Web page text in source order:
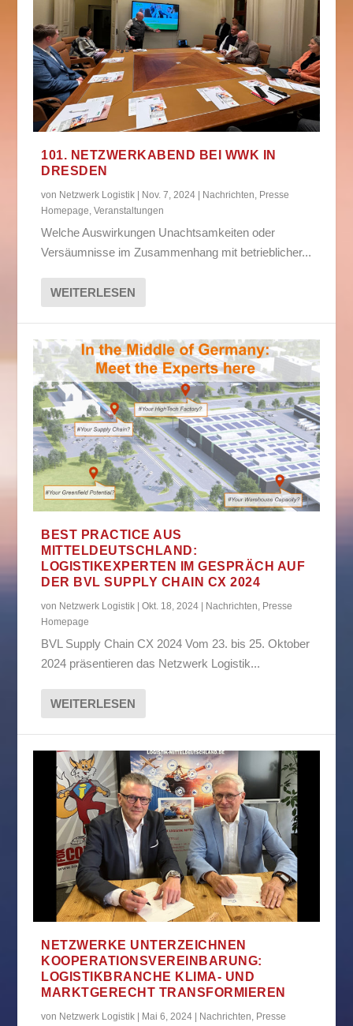
101. NETZWERKABEND BEI WWK IN
DRESDEN
von Netzwerk Logistik | Nov. 7, 2024 | Nachrichten Presse
Homepage ,Veranstaltungen
Welche Auswirkungen Unachtsamkeiten oder
Versäumnisse im Zusammenhang mit betrieblicher...
WEITERLESEN
BEST PRACTICE AUS
MITTELDEUTSCHLAND:
LOGISTIKEXPERTEN IM GESPRÄCH AUF
DER BVL SUPPLY CHAIN CX 2024
von Netzwerk Logistik |Okt. 18, 2024 | Nachrichten Presse
Homepage
BVL Supply Chain CX 2024 Vom 23. bis 25. Oktober
2024 präsentieren das Netzwerk Logistik...
WEITERLESEN
NETZWERKE UNTERZEICHNEN
KOOPERATIONSVEREINBARUNG:
LOGISTIKBRANCHE KLIMA- UND
MARKTGERECHT TRANSFORMIEREN
von Netzwerk Logistik Mai 6, 2024 Nachrichten, Presse